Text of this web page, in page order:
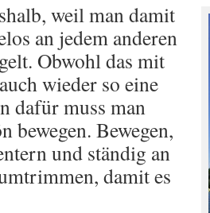
weil man damit
an jedem anderen
Obwohl das mit
wieder so eine
dafür muss man
bewegen. Bewegen,
und ständig an
damit es